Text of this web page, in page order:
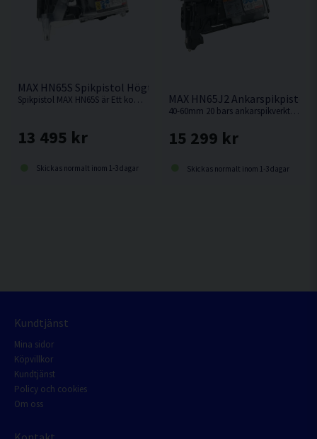
MAX HN65S Spikpistol Högtryck Rundband 32-65mm
Spikpistol MAX HN65S är Ett kompakt 20 barsverktyg med stor kapacitet.
13 495 kr
Skickas normalt inom 1-3 dagar
MAX HN65J2 Ankarspikpistol
40-60mm 20 bars ankarspikverktyg baserad på HN65S men med slitstark spikstyrning för ankarspik i byggbeslag.
15 299 kr
Skickas normalt inom 1-3 dagar
Kundtjänst
Mina sidor
Köpvillkor
Kundtjänst
Policy och cookies
Om oss